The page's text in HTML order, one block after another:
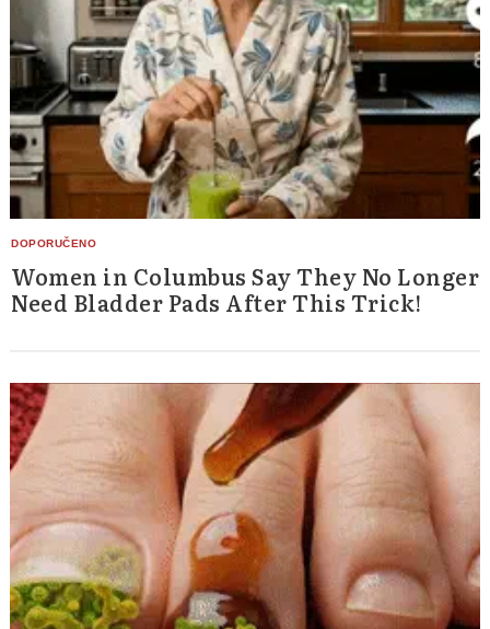
Women in Columbus Say They No Longer
Need Bladder Pads After This Trick!